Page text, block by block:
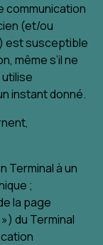
communication
(et/ou
est susceptible
même s’il ne
instant donné.
Terminal à un
;
la page
du Terminal